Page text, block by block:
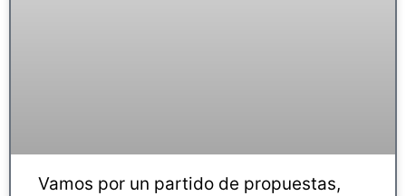
Vamos por un partido de propuestas,